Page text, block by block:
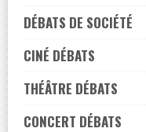
DÉBATS DE SOCIÉTÉ
CINÉ DÉBATS
THÉÂTRE DÉBATS
CONCERT DÉBATS